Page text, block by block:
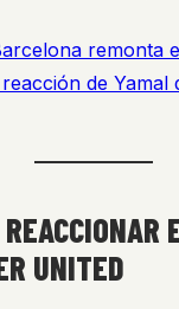
remonta
de Yamal
UNITED